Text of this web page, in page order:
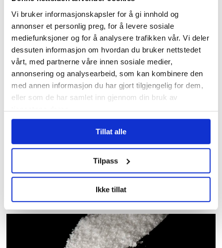
Vi bruker informasjonskapsler for å gi innhold og
annonser et personlig preg, for å levere sosiale
mediefunksjoner og for å analysere trafikken vår. Vi deler
dessuten informasjon om hvordan du bruker nettstedet
vårt, med partnerne våre innen sosiale medier,
annonsering og analysearbeid, som kan kombinere den
med annen informasjon du har gjort tilgjengelig for dem,
eller som de har samlet inn gjennom din bruk av
tjenestene deres.
Tillat alle
Tilpass
Ikke tillat
LO hadde en hånd på rattet
da datamaskinene kom: –
Fagbevegelsen har glemt
arven sin
I kø for å bli enige om
lønna. Sjekk hele lista her